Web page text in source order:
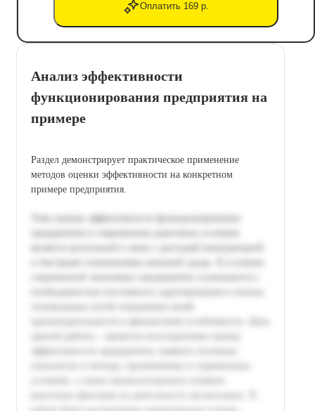
Оплатить 169 р.
Анализ эффективности
функционирования предприятия на
примере
Раздел демонстрирует практическое применение
методов оценки эффективности на конкретном
примере предприятия.